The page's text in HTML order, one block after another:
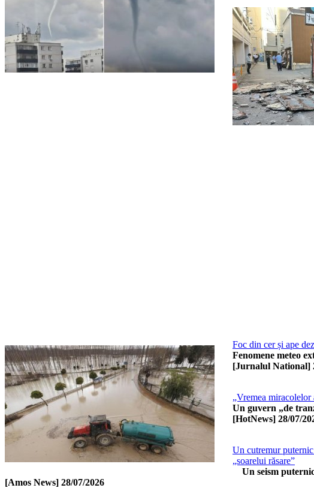
Foc din cer și ape
Fenomene meteo
[Jurnalul National]
„Vremea
Un guvern „de
[HotNews] 28/07/
Un cutremur
„soarelui răsare”
Un seism
[Amos News] 28/07/2026